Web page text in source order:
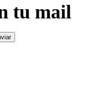
tu mail